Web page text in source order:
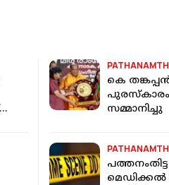
കെ തങ്കപ്പന്‍
പുരസ്‌കാരം
സമ്മാനിച്ചു
മെഡിക്കൽ